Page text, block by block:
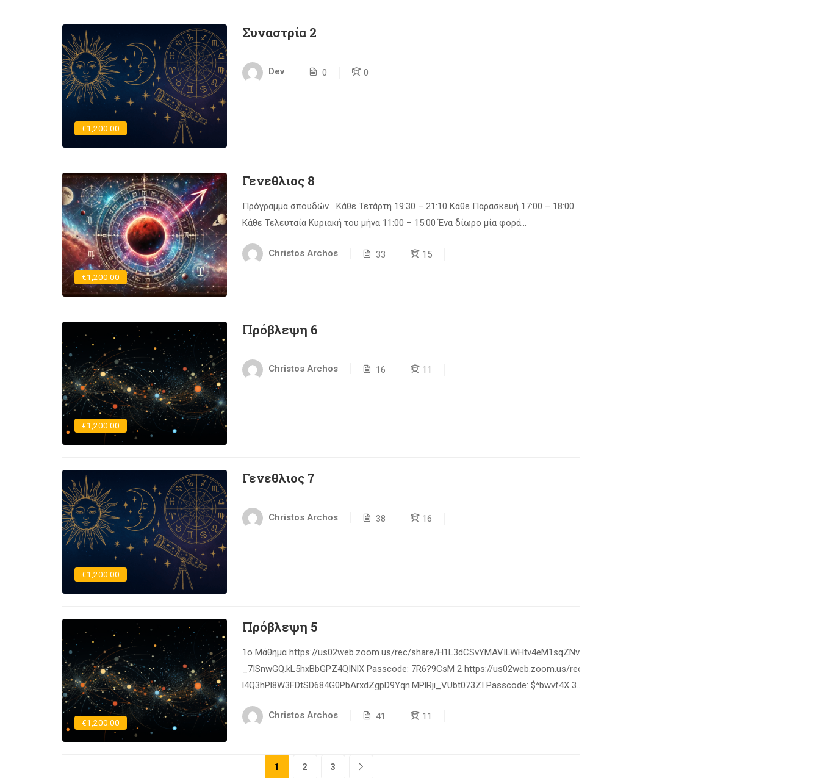
€1,200.00
Συναστρία 2
Dev 0 0
€1,200.00
Γενεθλιος 8
Πρόγραμμα σπουδών Κάθε Τετάρτη 19:30 – 21:10 Κάθε Παρασκευή 17:00 – 18:00
Κάθε Τελευταία Κυριακή του μήνα 11:00 – 15:00 Ένα δίωρο μία φορά...
Christos Archos 33 15
€1,200.00
Πρόβλεψη 6
Christos Archos 16 11
€1,200.00
Γενεθλιος 7
Christos Archos 38 16
€1,200.00
Πρόβλεψη 5
1ο Μάθημα https://us02web.zoom.us/rec/share/H1L3dCSvYMAVILWHtv4eM1sqZNvVJtI_1Kuk8_N2KCAcaIM5C7tUsG-
_7ISnwGQ.kL5hxBbGPZ4QINlX Passcode: 7R6?9CsM 2 https://us02web.zoom.us/rec/share/Hhq48lZNsNzpp380vGrOznkCV15Vr-
l4Q3hPl8W3FDtSD684G0PbArxdZgpD9Yqn.MPlRji_VUbt073ZI Passcode: $^bwvf4X 3
hMzJ8NWcK Passcode: 7w11dM$P 4
EmZEKfyCnQ3R4UZVWsJpB_aQtAe5m.ya50LkhxIRZCbXT- Passcode: tCZ&GF!5 6
Christos Archos 41 11
1 2 3